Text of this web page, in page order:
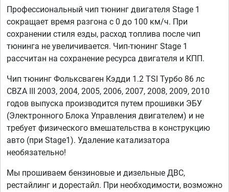
Профессиональный чип тюнинг двигателя Stage 1
сокращает время разгона с 0 до 100 км/ч. При
сохранении стиля езды, расход топлива после чип
тюнинга не увеличивается. Чип-тюнинг Stage 1
рассчитан на сохранение ресурса двигателя и КПП.
Чип тюнинг Фольксваген Кэдди 1.2 TSI Турбо 86 лс
CBZA III 2003, 2004, 2005, 2006, 2007, 2008, 2009, 2010
годов выпуска производится путем прошивки ЭБУ
(Электронного Блока Управления двигателем) и не
требует физического вмешательства в конструкцию
авто (при Stage1). Удаление катализатора
необязательно!
Мы прошиваем бензиновые и дизельные ДВС,
рестайлинг и дорестайл. При необходимости, возможно